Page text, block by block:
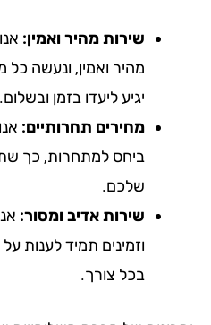
שירות מהיר ואמין:אנו
מהיר ואמין, ונעשה כל
יגיע ליעדו בזמן ובשלום.
מחירים תחרותיים:אנו
ביחס למתחרות, כך
שלכם.
שירות אדיב ומסור:אנו
וזמינים תמיד לענות על
בכל צורך.